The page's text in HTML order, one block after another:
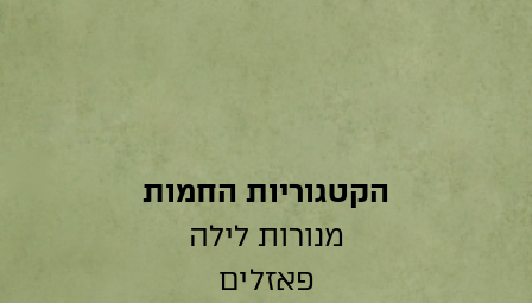
הקטגוריות החמות
מנורות לילה
פאזלים